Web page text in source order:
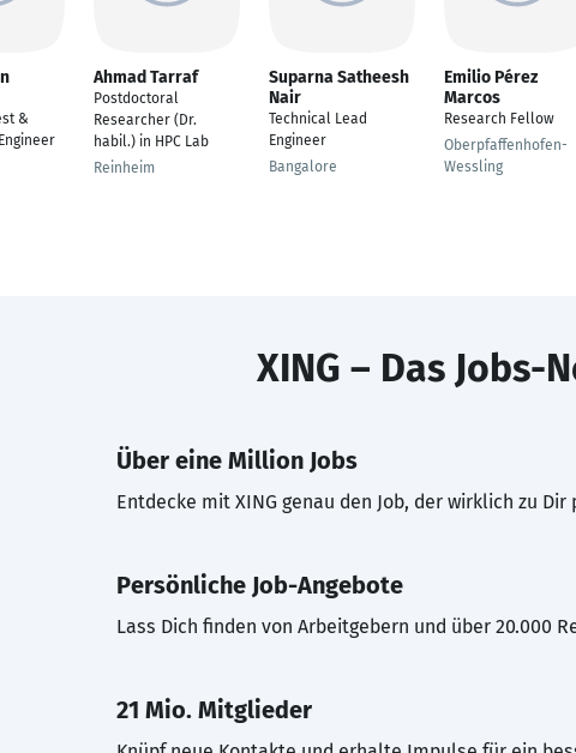
&
Ahmad Tarraf
Postdoctoral
Researcher (Dr.
habil.) in HPC Lab
Reinheim
Suparna Satheesh
Nair
Technical Lead
Engineer
Bangalore
Emilio Pérez
Marcos
Research Fellow
Oberpfaffenhofen-
Wessling
XING – Das Jobs-
Über eine Million Jobs
Entdecke mit XING genau den Job, der wirklich zu Dir
Persönliche Job-Angebote
Lass Dich finden von Arbeitgebern und über 20.000
21 Mio. Mitglieder